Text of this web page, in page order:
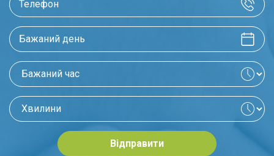
Відправити